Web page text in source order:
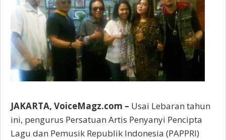
JAKARTA, VoiceMagz.com – Usai Lebaran tahun
ini, pengurus Persatuan Artis Penyanyi Pencipta
Lagu dan Pemusik Republik Indonesia (PAPPRI)